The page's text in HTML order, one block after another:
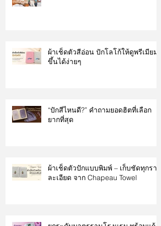
ผ้าเช็ดตัวสีอ่อน ปักโลโก้ให้ดูพรีเมียม
ขึ้นได้ง่ายๆ
“ปักสีไหนดี?” คำถามยอดฮิตที่เลือก
ยากที่สุด
ผ้าเช็ดตัวปักแบบพิมพ์ – เก็บชัดทุกราย
ละเอียด จาก Chapeau Towel